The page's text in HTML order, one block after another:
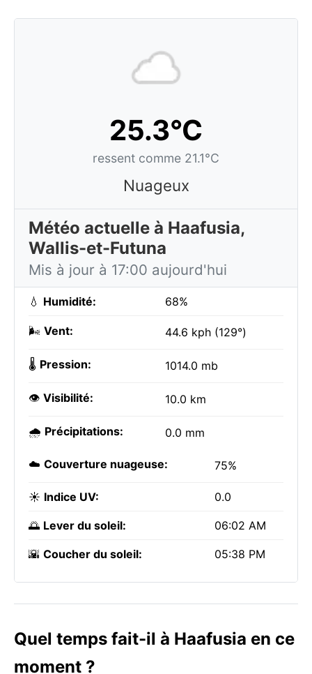
25.3°C
ressent comme 21.1°C
Nuageux
Météo actuelle à Haafusia,
Wallis-et-Futuna
Mis à jour à 17:00 aujourd'hui
💧 Humidité: 68%
🌬️ Vent: 44.6 kph (129°)
🌡️ Pression: 1014.0 mb
👁️ Visibilité: 10.0 km
🌧️ Précipitations: 0.0 mm
☁️ Couverture nuageuse: 75%
☀️ Indice UV: 0.0
🌅 Lever du soleil: 06:02 AM
🌇 Coucher du soleil: 05:38 PM
Quel temps fait-il à Haafusia en ce
moment ?